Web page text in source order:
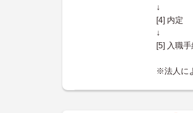
↓
[4] 内定
↓
[5] 入職手
※法人に